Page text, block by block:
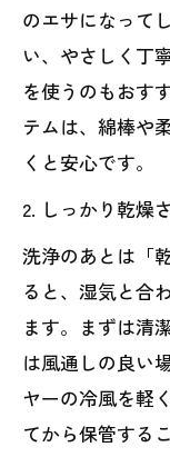
のエサになって
い、やさしく丁
を使うのもおす
テムは、綿棒や
くと安心です。
2. しっかり乾燥
洗浄のあとは「
ると、湿気と合
ます。まずは清
は風通しの良い
ヤーの冷風を軽
てから保管する